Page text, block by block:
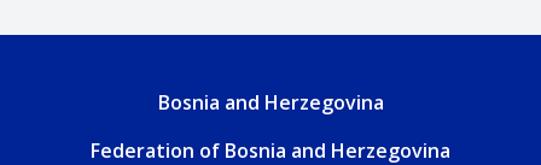
Bosnia and Herzegovina
Federation of Bosnia and Herzegovina